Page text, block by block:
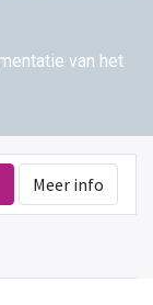
van het
Meer info